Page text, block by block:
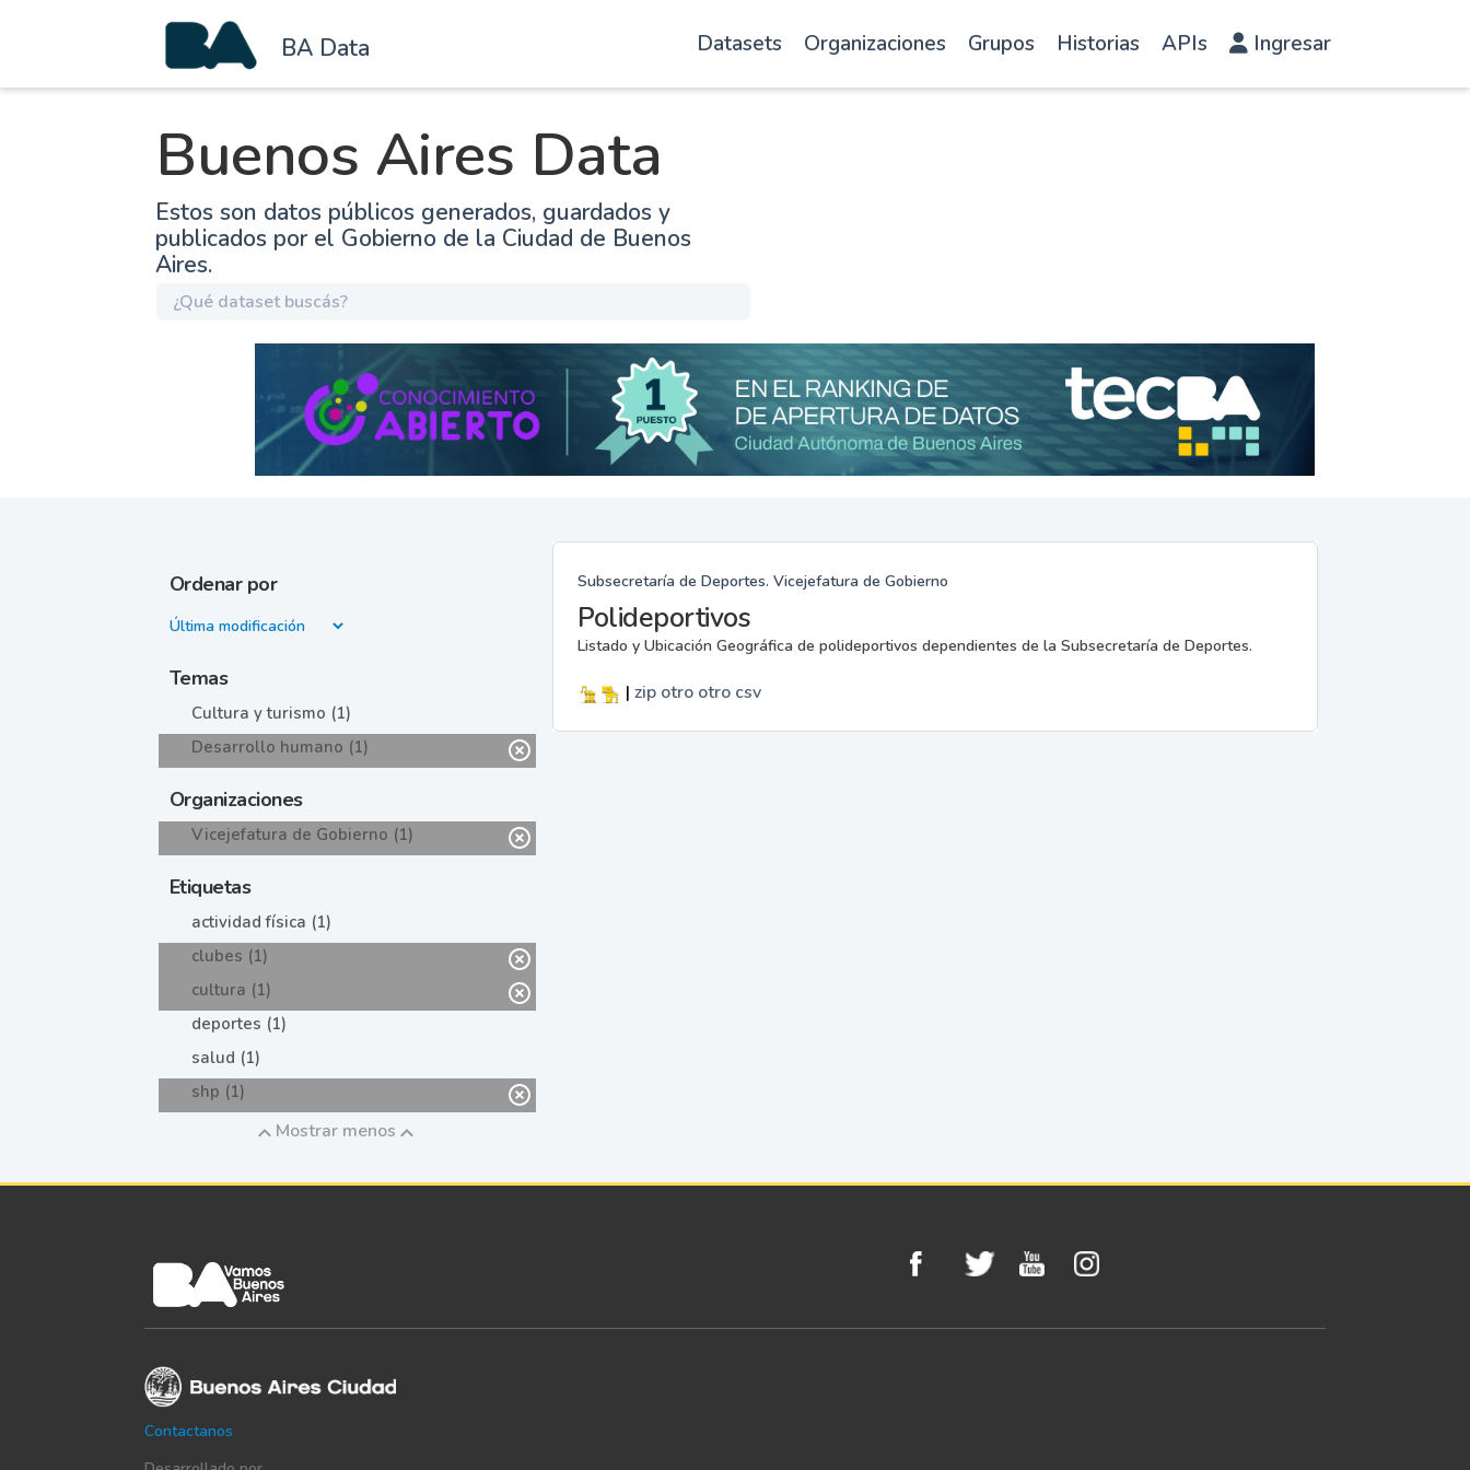
BA Data Datasets Organizaciones Grupos Historias APIs Ingresar
Buenos Aires Data
Estos son datos públicos generados, guardados y
publicados por el Gobierno de la Ciudad de Buenos
Aires.
Ordenar por
Temas
Cultura y turismo (1)
Desarrollo humano (1)
Organizaciones
Vicejefatura de Gobierno (1)
Etiquetas
actividad física (1)
clubes (1)
cultura (1)
deportes (1)
salud (1)
shp (1)
Mostrar menos
Subsecretaría de Deportes. Vicejefatura de Gobierno
Polideportivos
Listado y Ubicación Geográfica de polideportivos dependientes de la Subsecretaría de Deportes.
| zip otro otro csv
Contactanos